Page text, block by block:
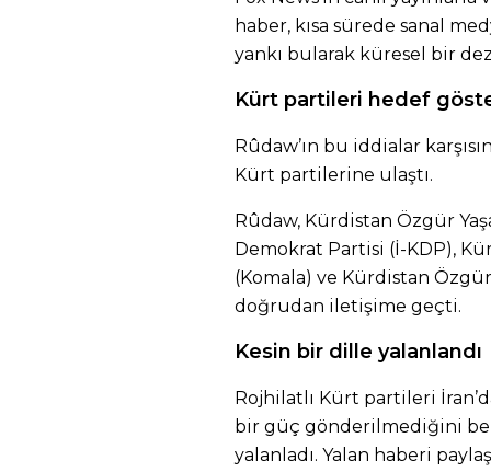
haber, kısa sürede sanal
yankı bularak küresel bir
Kürt partileri hedef
Rûdaw’ın bu iddialar
Kürt partilerine ulaştı.
Rûdaw, Kürdistan Özgür
Demokrat Partisi (İ-KDP),
(Komala) ve Kürdistan
doğrudan iletişime geçti.
Kesin bir dille yalanlandı
Rojhilatlı Kürt partileri
bir güç gönderilmediğini
yalanladı. Yalan haberi